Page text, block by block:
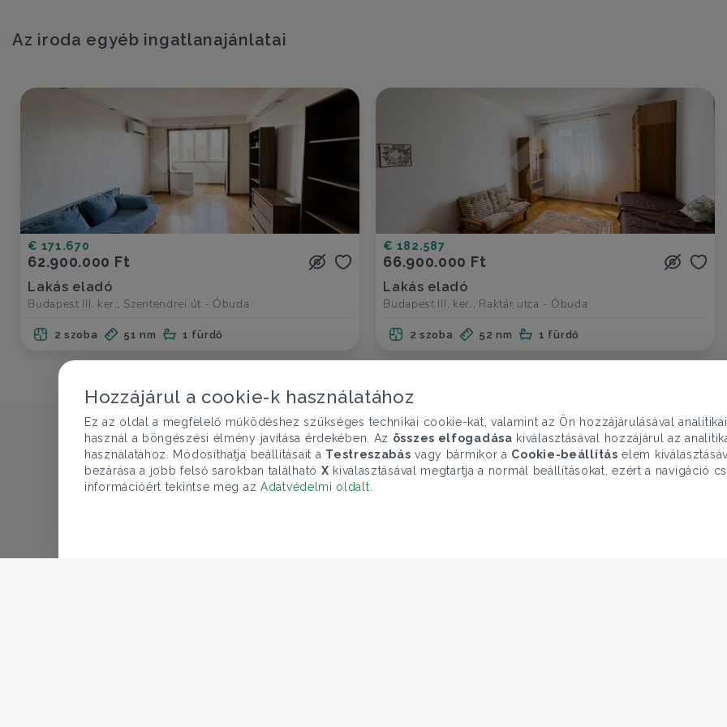
Az iroda egyéb ingatlanajánlatai
€ 171.670
62.900.000 Ft
Lakás eladó
Budapest III. ker., Szentendrei út - Óbuda
2 szoba 51 nm 1 fürdő
€ 182.587
66.900.000 Ft
Lakás eladó
Budapest III. ker., Raktár utca - Óbuda
2 szoba 52 nm 1 fürdő
Hozzájárul a cookie-k használatához
Ez az oldal a megfelelő működéshez szükséges technikai cookie-kat, valamint az Ön hozzájárulásával
használ a böngészési élmény javítása érdekében. Az összes elfogadása kiválasztásával hozzájárul az
használatához. Módosíthatja beállításait a Testreszabás vagy bármikor a Cookie-beállítás elem
bezárása a jobb felső sarokban található X kiválasztásával megtartja a normál beállításokat, ezért a navigáció
információért tekintse meg az Adatvédelmi oldalt